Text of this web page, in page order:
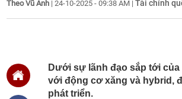
Gia chủ ước
Ngày càng
thẳng: Bỏ
10:41
PNJ sắp họp
2026
10:39
Cảnh báo
Theo Vũ Anh | 24-10-2025 - 09:38 AM | Tài chính
Dưới sự lãnh đạo sắp tới
với động cơ xăng và hybrid,
phát triển.